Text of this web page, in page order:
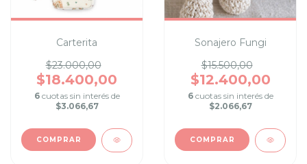
Carterita
$23.000,00
$18.400,00
6 cuotas sin interés de
$3.066,67
COMPRAR
Sonajero Fungi
$15.500,00
$12.400,00
6 cuotas sin interés de
$2.066,67
COMPRAR